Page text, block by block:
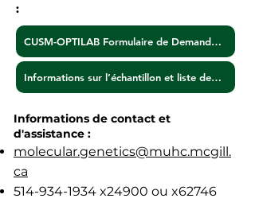
:
CUSM-OPTILAB Formulaire de Demande de Test
Informations sur l’échantillon et liste des gènes
Informations de contact et
d'assistance :
molecular.genetics@muhc.mcgill.
ca
514-934-1934 x24900 ou x62746